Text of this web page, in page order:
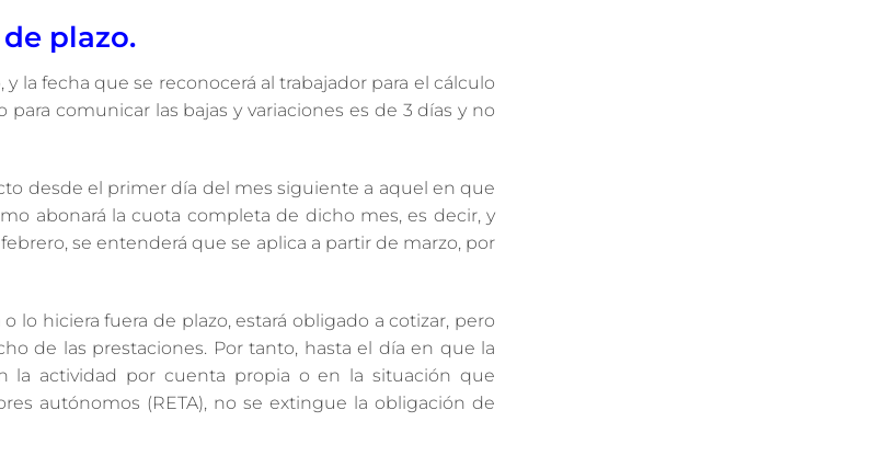
plazo.
la fecha que se reconocerá al trabajador para el cálculo
comunicar las bajas y variaciones es de 3 días y no
desde el primer día del mes siguiente a aquel en que
abonará la cuota completa de dicho mes, es decir, y
se entenderá que se aplica a partir de marzo, por
hiciera fuera de plazo, estará obligado a cotizar, pero
de las prestaciones. Por tanto, hasta el día en que la
la actividad por cuenta propia o en la situación que
autónomos (RETA), no se extingue la obligación de